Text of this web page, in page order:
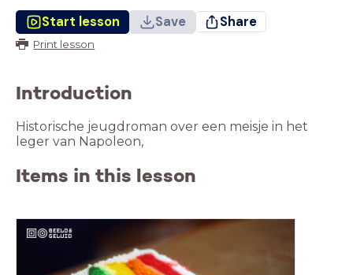
Start lesson Save Share
Print lesson
Introduction
Historische jeugdroman over een meisje in het
leger van Napoleon,
Items in this lesson